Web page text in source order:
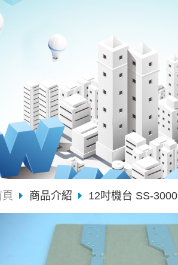
商品介紹 12吋機台 SS-3000